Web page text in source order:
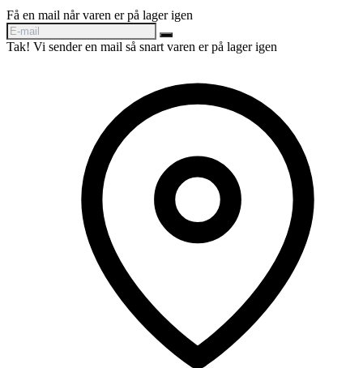
Få en mail når varen er på lager igen
Tak! Vi sender en mail så snart varen er på lager igen